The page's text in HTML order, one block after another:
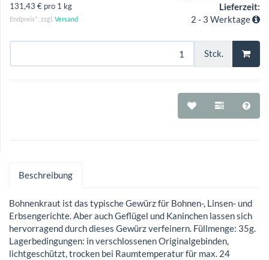
131,43 € pro 1 kg
Endpreis* , zzgl. Versand
Lieferzeit:
2 - 3 Werktage
Stck.
Beschreibung
Bohnenkraut ist das typische Gewürz für Bohnen-, Linsen- und
Erbsengerichte. Aber auch Geflügel und Kaninchen lassen sich
hervorragend durch dieses Gewürz verfeinern. Füllmenge: 35g.
Lagerbedingungen: in verschlossenen Originalgebinden,
lichtgeschützt, trocken bei Raumtemperatur für max. 24